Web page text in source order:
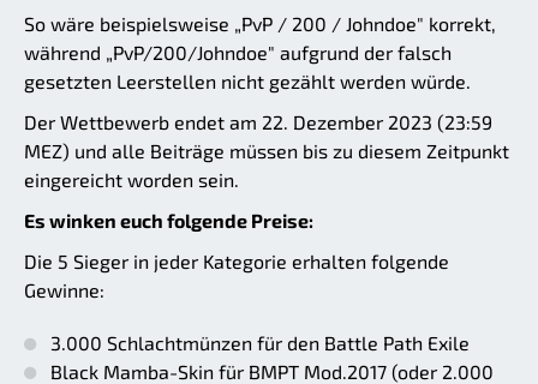
So wäre beispielsweise „PvP / 200 / Johndoe" korrekt,
während „PvP/200/Johndoe" aufgrund der falsch
gesetzten Leerstellen nicht gezählt werden würde.
Der Wettbewerb endet am 22. Dezember 2023 (23:59
MEZ) und alle Beiträge müssen bis zu diesem Zeitpunkt
eingereicht worden sein.
Es winken euch folgende Preise:
Die 5 Sieger in jeder Kategorie erhalten folgende
Gewinne:
3.000 Schlachtmünzen für den Battle Path Exile
Black Mamba-Skin für BMPT Mod.2017 (oder 2.000